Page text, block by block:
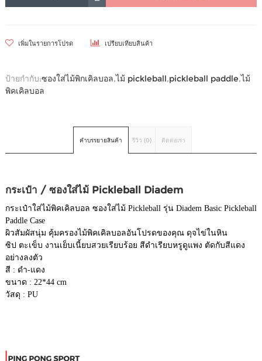
เพิ่มในรายการโปรด เปรียบเทียบสินค้า
ป้ายกำกับ:ซองใส่ไม้พิกเคิลบอล,ไม้ pickleball,pickleball paddle,ไม้
พิคเคิลบอล
คำบรรยายสินค้า รีวิว (0) ติดต่อเรา
กระเป๋า / ซองใส่ไม้ Pickleball Diadem
กระเป๋าใส่ไม้พิคเคิลบอล ซองใส่ไม้ Pickleball รุ่น Diadem Basic Pickleball
Paddle Case
ผิวสัมผัสนุ่ม คุ้มครองไม้พิคเคิลบอลอันโปรดของคุณ ดุจไข่ในหิน
ซิป ตะเข็บ งานเย็บเนี้ยบสวยเรียบร้อย สีดำเรียบหรูดูแพง ตัดกับสีแดง
อย่างลงตัว
สี : ดำ-แดง
ขนาด : 22*44 cm
วัสดุ : PU